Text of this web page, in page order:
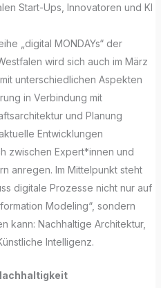
Start-Ups, Innovatoren und KI
„digital MONDAYs“ der
wird sich auch im März
unterschiedlichen Aspekten
in Verbindung mit
und Planung
Entwicklungen
zwischen Expert*innen und
anregen. Im Mittelpunkt steht
digitale Prozesse nicht nur auf
Modeling“, sondern
kann: Nachhaltige Architektur,
Intelligenz.